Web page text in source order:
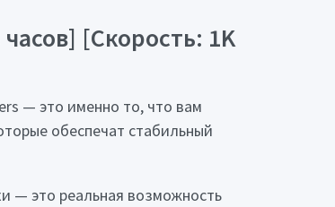
[Скорость: 1K
— это именно то, что вам
обеспечат стабильный
— это реальная возможность